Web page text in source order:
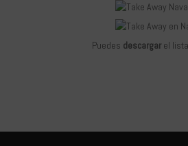
Puedes descargar el